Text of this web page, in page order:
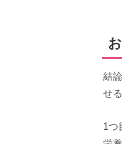
結
せ
1つ